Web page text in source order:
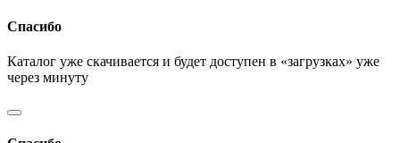
Спасибо
Каталог уже скачивается и будет доступен в «загрузках» уже
через минуту